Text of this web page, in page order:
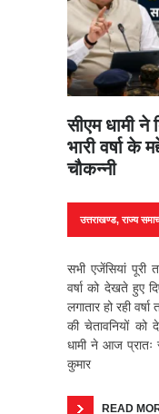
सीएम धामी ने
भारी वर्षा के
चौकन्नी
उत्तराखण्ड,राज्य
सभी एजेंसियां पूरी
वर्षा को देखते हुए
लगातार हो रही
की चेतावनियों को
धामी ने आज प्रातः
कुमार
READ